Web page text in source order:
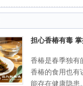
担心香椿有毒
香椿是春季独有
香椿的食用也有
能存在健康隐患